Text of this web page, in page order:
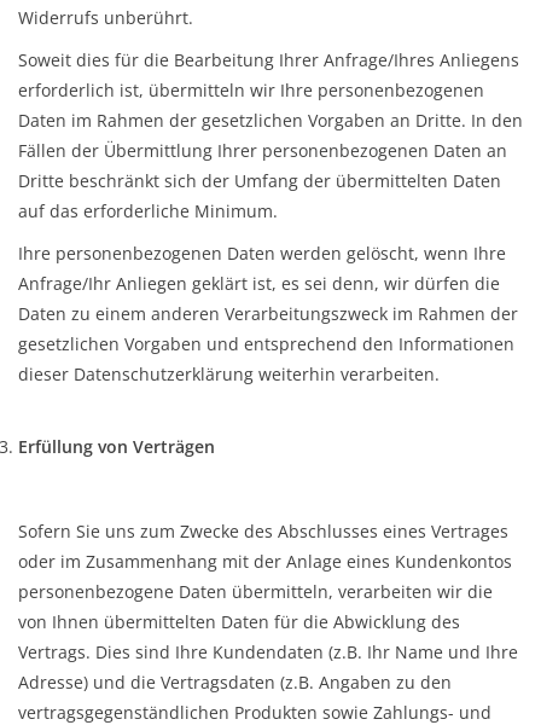
Widerrufs unberührt.
Soweit dies für die Bearbeitung Ihrer Anfrage/Ihres Anliegens
erforderlich ist, übermitteln wir Ihre personenbezogenen
Daten im Rahmen der gesetzlichen Vorgaben an Dritte. In den
Fällen der Übermittlung Ihrer personenbezogenen Daten an
Dritte beschränkt sich der Umfang der übermittelten Daten
auf das erforderliche Minimum.
Ihre personenbezogenen Daten werden gelöscht, wenn Ihre
Anfrage/Ihr Anliegen geklärt ist, es sei denn, wir dürfen die
Daten zu einem anderen Verarbeitungszweck im Rahmen der
gesetzlichen Vorgaben und entsprechend den Informationen
dieser Datenschutzerklärung weiterhin verarbeiten.
Erfüllung von Verträgen
Sofern Sie uns zum Zwecke des Abschlusses eines Vertrages
oder im Zusammenhang mit der Anlage eines Kundenkontos
personenbezogene Daten übermitteln, verarbeiten wir die
von Ihnen übermittelten Daten für die Abwicklung des
Vertrags. Dies sind Ihre Kundendaten (z.B. Ihr Name und Ihre
Adresse) und die Vertragsdaten (z.B. Angaben zu den
vertragsgegenständlichen Produkten sowie Zahlungs- und